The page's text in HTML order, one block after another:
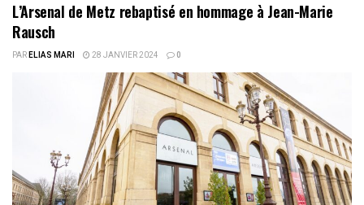
L’Arsenal de Metz rebaptisé en hommage à Jean-Marie
Rausch
PARELIAS MARI 28 JANVIER 2024 0